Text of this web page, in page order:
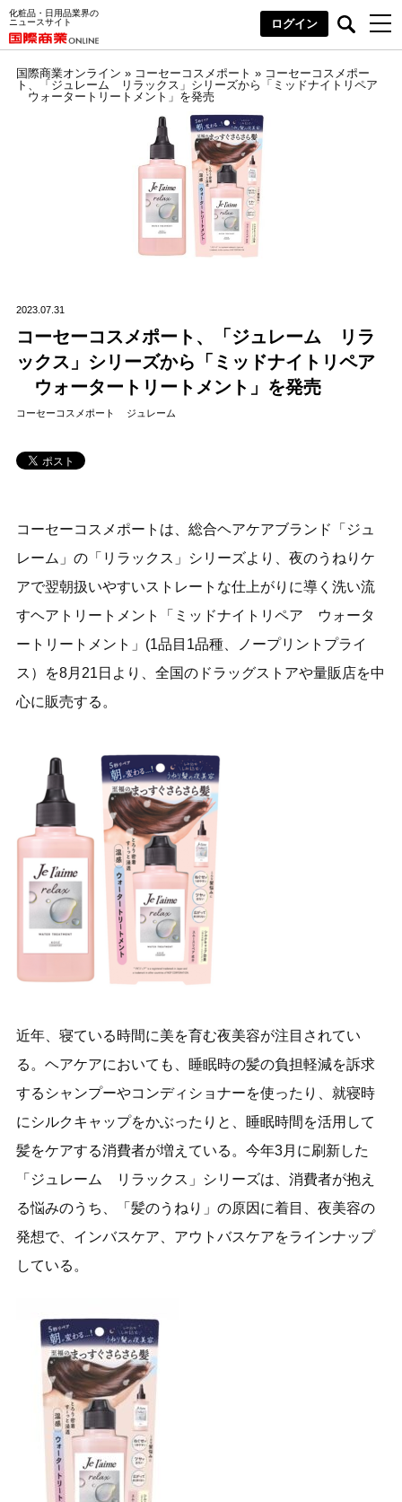
化粧品・日用品業界の
ニュースサイト
ログイン
国際商業オンライン » コーセーコスメポート » コーセーコスメポー
ト、「ジュレーム リラックス」シリーズから「ミッドナイトリペア
ウォータートリートメント」を発売
2023.07.31
コーセーコスメポート、「ジュレーム リラ
ックス」シリーズから「ミッドナイトリペア
ウォータートリートメント」を発売
コーセーコスメポート ジュレーム
コーセーコスメポートは、総合ヘアケアブランド「ジュ
レーム」の「リラックス」シリーズより、夜のうねりケ
アで翌朝扱いやすいストレートな仕上がりに導く洗い流
すヘアトリートメント「ミッドナイトリペア ウォータ
ートリートメント」(1品目1品種、ノープリントプライ
ス）を8月21日より、全国のドラッグストアや量販店を中
心に販売する。
近年、寝ている時間に美を育む夜美容が注目されてい
る。ヘアケアにおいても、睡眠時の髪の負担軽減を訴求
するシャンプーやコンディショナーを使ったり、就寝時
にシルクキャップをかぶったりと、睡眠時間を活用して
髪をケアする消費者が増えている。今年3月に刷新した
「ジュレーム リラックス」シリーズは、消費者が抱え
る悩みのうち、「髪のうねり」の原因に着目、夜美容の
発想で、インバスケア、アウトバスケアをラインナップ
している。